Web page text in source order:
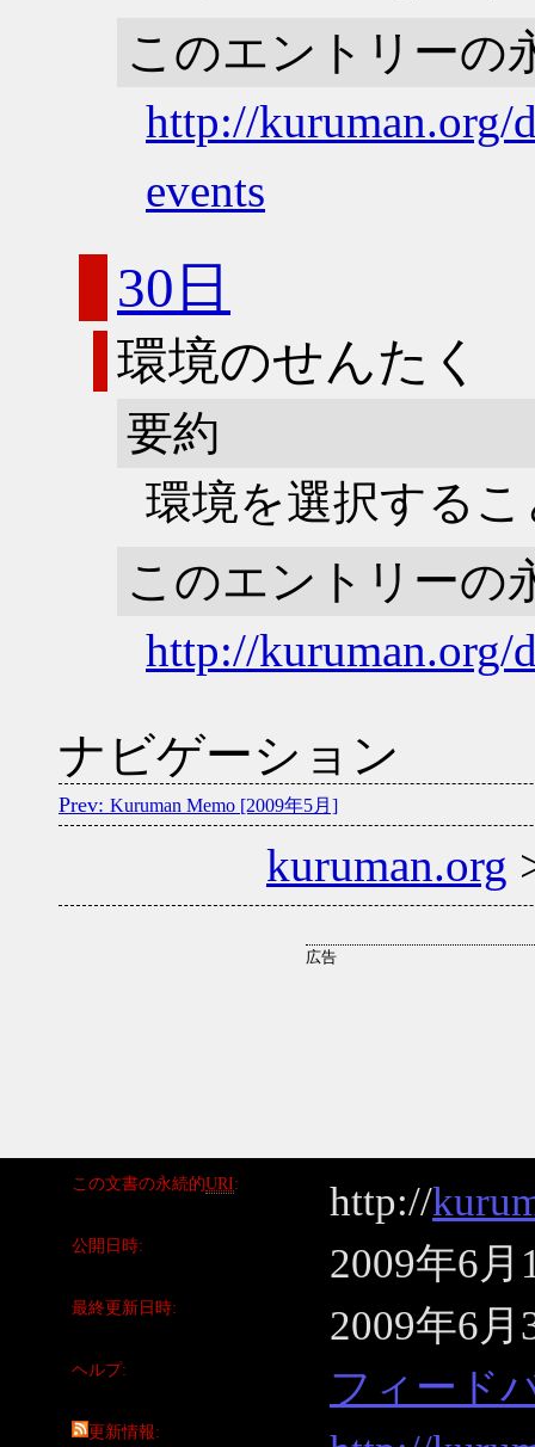
このエントリーの
http://kuruman.org/
events
30日
環境のせんたく
要約
環境を選択する
このエントリーの
http://kuruman.org/
ナビゲーション
Kuruman Memo [2009年5月]
kuruman.org
この文書の永続的URI http://
公開日時 2009年6
最終更新日時 2009年6
ヘルプ フィード
更新情報